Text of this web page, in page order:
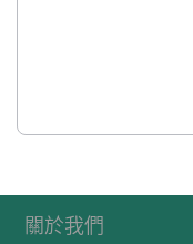
關於我們